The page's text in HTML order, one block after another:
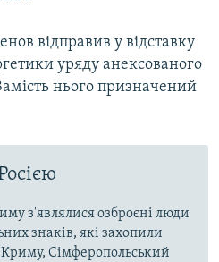
відправив у відставку
уряду анексованого
нього призначений
з'являлися озброєні люди
знаків, які захопили
Сімферопольський